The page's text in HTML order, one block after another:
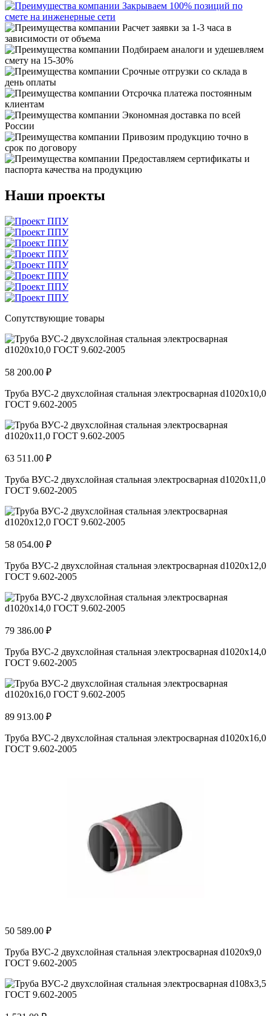
Закрываем 100% позиций по
смете на инженерные сети
Расчет заявки за 1-3 часа в
зависимости от объема
Подбираем аналоги и удешевляем
смету на 15-30%
Срочные отгрузки со склада в
день оплаты
Отсрочка платежа постоянным
клиентам
Экономная доставка по всей
России
Привозим продукцию точно в
срок по договору
Предоставляем сертификаты и
паспорта качества на продукцию
Наши проекты
Сопутствующие товары
58 200.00 ₽
Труба ВУС-2 двухслойная стальная электросварная d1020х10,0
ГОСТ 9.602-2005
63 511.00 ₽
Труба ВУС-2 двухслойная стальная электросварная d1020х11,0
ГОСТ 9.602-2005
58 054.00 ₽
Труба ВУС-2 двухслойная стальная электросварная d1020х12,0
ГОСТ 9.602-2005
79 386.00 ₽
Труба ВУС-2 двухслойная стальная электросварная d1020х14,0
ГОСТ 9.602-2005
89 913.00 ₽
Труба ВУС-2 двухслойная стальная электросварная d1020х16,0
ГОСТ 9.602-2005
50 589.00 ₽
Труба ВУС-2 двухслойная стальная электросварная d1020х9,0
ГОСТ 9.602-2005